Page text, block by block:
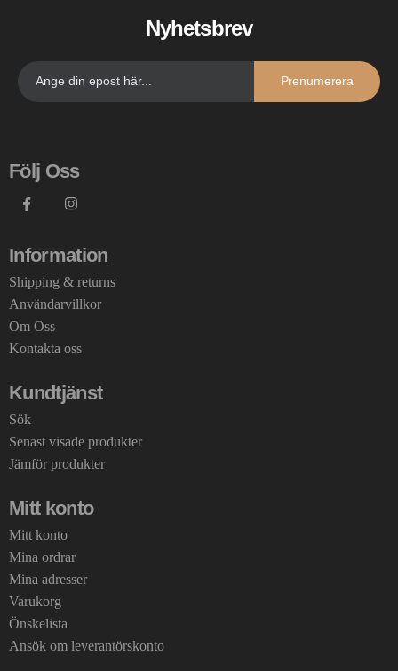
Nyhetsbrev
Prenumerera
Följ Oss
Information
Shipping & returns
Användarvillkor
Om Oss
Kontakta oss
Kundtjänst
Sök
Senast visade produkter
Jämför produkter
Mitt konto
Mitt konto
Mina ordrar
Mina adresser
Varukorg
Önskelista
Ansök om leverantörskonto